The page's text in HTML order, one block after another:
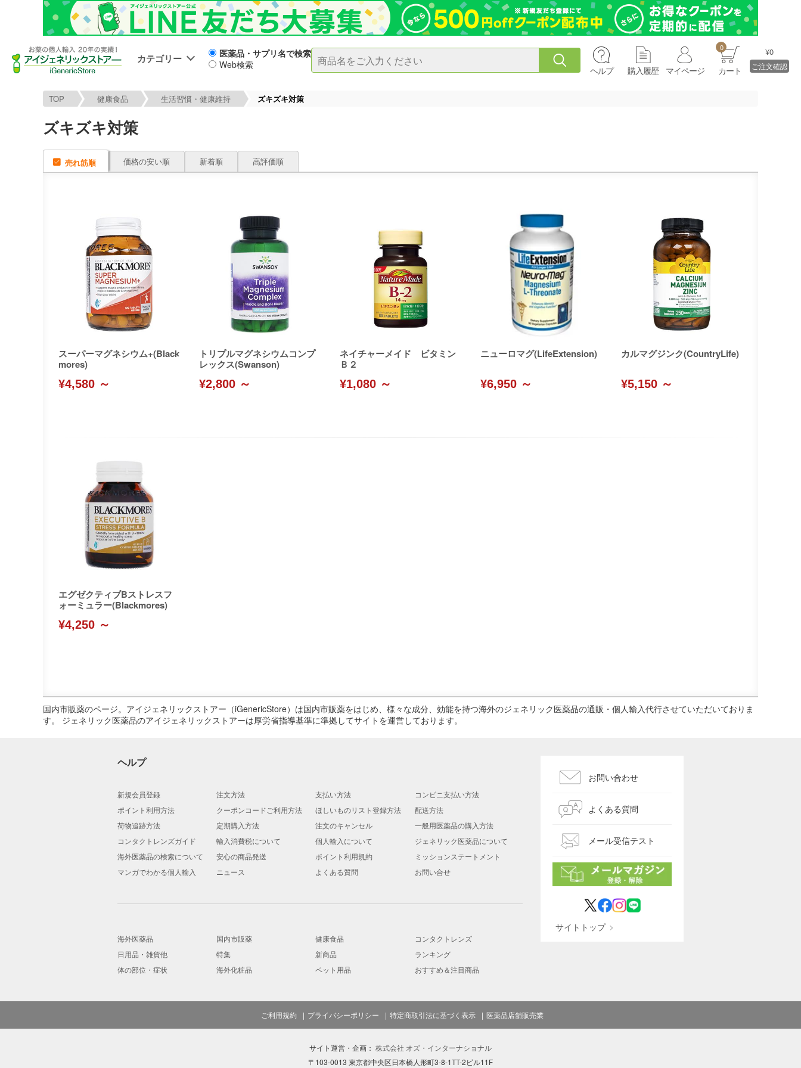
カテゴリー
医薬品・サプリ名で検索
Web検索
ヘルプ 購入履歴 マイページ
0
カート
¥0
ご注文確認
TOP 健康食品 生活習慣・健康維持 ズキズキ対策
ズキズキ対策
売れ筋順 価格の安い順 新着順 高評価順
スーパーマグネシウム+(Black
mores)
¥4,580 ～
トリプルマグネシウムコンプ
レックス(Swanson)
¥2,800 ～
ネイチャーメイド ビタミン
Ｂ２
¥1,080 ～
ニューロマグ(LifeExtension)
¥6,950 ～
カルマグジンク(CountryLife)
¥5,150 ～
エグゼクティブBストレスフ
ォーミュラー(Blackmores)
¥4,250 ～
国内市販薬のページ。アイジェネリックストアー（iGenericStore）は国内市販薬をはじめ、様々な成分、効能を持つ海外のジェネリック医薬品の通販・個人輸入代行させていただいておりま
す。 ジェネリック医薬品のアイジェネリックストアーは厚労省指導基準に準拠してサイトを運営しております。
ヘルプ
新規会員登録 注文方法 支払い方法
コンビニ支払い方法
ポイント利用方法
クーポンコードご利用方法 ほしいものリスト登録方法
配送方法
荷物追跡方法
定期購入方法 注文のキャンセル
一般用医薬品の購入方法
コンタクトレンズガイド
輸入消費税について 個人輸入について
ジェネリック医薬品について
海外医薬品の検索について
安心の商品発送 ポイント利用規約
ミッションステートメント
マンガでわかる個人輸入
ニュース よくある質問 お問い合せ
海外医薬品 国内市販薬 健康食品
コンタクトレンズ
日用品・雑貨他
特集 新商品
ランキング
体の部位・症状
海外化粧品 ペット用品 おすすめ＆注目商品
お問い合わせ
よくある質問
メール受信テスト
サイトトップ
ご利用規約 プライバシーポリシー 特定商取引法に基づく表示 医薬品店舗販売業
サイト運営・企画： 株式会社 オズ・インターナショナル
〒103-0013 東京都中央区日本橋人形町3-8-1TT-2ビル11F